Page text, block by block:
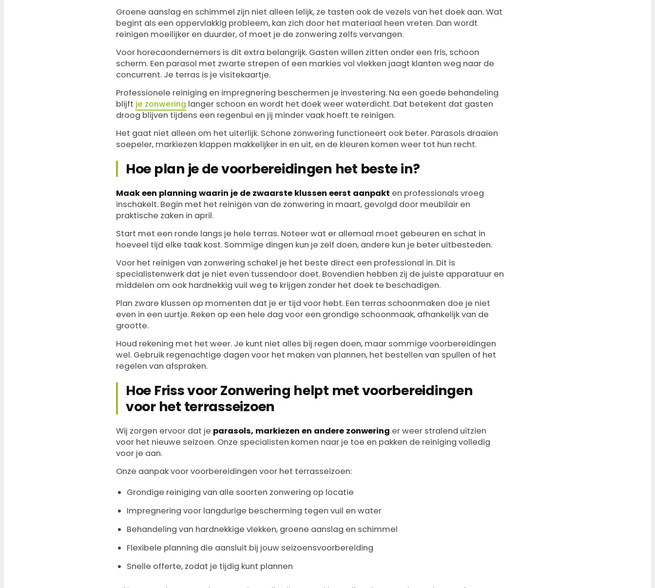
Groene aanslag en schimmel zijn niet alleen lelijk, ze tasten ook de vezels van het doek aan. Wat
begint als een oppervlakkig probleem, kan zich door het materiaal heen vreten. Dan wordt
reinigen moeilijker en duurder, of moet je de zonwering zelfs vervangen.
Voor horecaondernemers is dit extra belangrijk. Gasten willen zitten onder een fris, schoon
scherm. Een parasol met zwarte strepen of een markies vol vlekken jaagt klanten weg naar de
concurrent. Je terras is je visitekaartje.
Professionele reiniging en impregnering beschermen je investering. Na een goede behandeling
blijft je zonwering langer schoon en wordt het doek weer waterdicht. Dat betekent dat gasten
droog blijven tijdens een regenbui en jij minder vaak hoeft te reinigen.
Het gaat niet alleen om het uiterlijk. Schone zonwering functioneert ook beter. Parasols draaien
soepeler, markiezen klappen makkelijker in en uit, en de kleuren komen weer tot hun recht.
Hoe plan je de voorbereidingen het beste in?
Maak een planning waarin je de zwaarste klussen eerst aanpakt en professionals vroeg
inschakelt. Begin met het reinigen van de zonwering in maart, gevolgd door meubilair en
praktische zaken in april.
Start met een ronde langs je hele terras. Noteer wat er allemaal moet gebeuren en schat in
hoeveel tijd elke taak kost. Sommige dingen kun je zelf doen, andere kun je beter uitbesteden.
Voor het reinigen van zonwering schakel je het beste direct een professional in. Dit is
specialistenwerk dat je niet even tussendoor doet. Bovendien hebben zij de juiste apparatuur en
middelen om ook hardnekkig vuil weg te krijgen zonder het doek te beschadigen.
Plan zware klussen op momenten dat je er tijd voor hebt. Een terras schoonmaken doe je niet
even in een uurtje. Reken op een hele dag voor een grondige schoonmaak, afhankelijk van de
grootte.
Houd rekening met het weer. Je kunt niet alles bij regen doen, maar sommige voorbereidingen
wel. Gebruik regenachtige dagen voor het maken van plannen, het bestellen van spullen of het
regelen van afspraken.
Hoe Friss voor Zonwering helpt met voorbereidingen
voor het terrasseizoen
Wij zorgen ervoor dat je parasols, markiezen en andere zonwering er weer stralend uitzien
voor het nieuwe seizoen. Onze specialisten komen naar je toe en pakken de reiniging volledig
voor je aan.
Onze aanpak voor voorbereidingen voor het terrasseizoen:
Grondige reiniging van alle soorten zonwering op locatie
Impregnering voor langdurige bescherming tegen vuil en water
Behandeling van hardnekkige vlekken, groene aanslag en schimmel
Flexibele planning die aansluit bij jouw seizoensvoorbereiding
Snelle offerte, zodat je tijdig kunt plannen